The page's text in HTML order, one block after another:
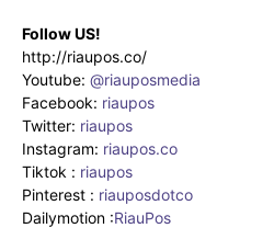
Follow US!
http://riaupos.co/
Youtube: @riauposmedia
Facebook: riaupos
Twitter: riaupos
Instagram: riaupos.co
Tiktok : riaupos
Pinterest : riauposdotco
Dailymotion :RiauPos